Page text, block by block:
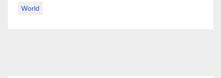
World